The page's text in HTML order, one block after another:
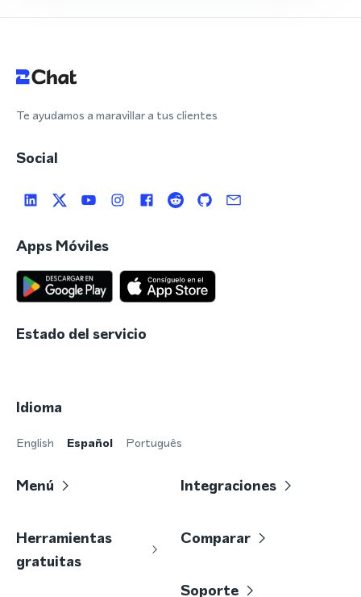
Te ayudamos a maravillar a tus clientes
Social
Apps Móviles
Estado del servicio
Idioma
English Español Português
Menú Integraciones
Herramientas
gratuitas
Comparar
Soporte